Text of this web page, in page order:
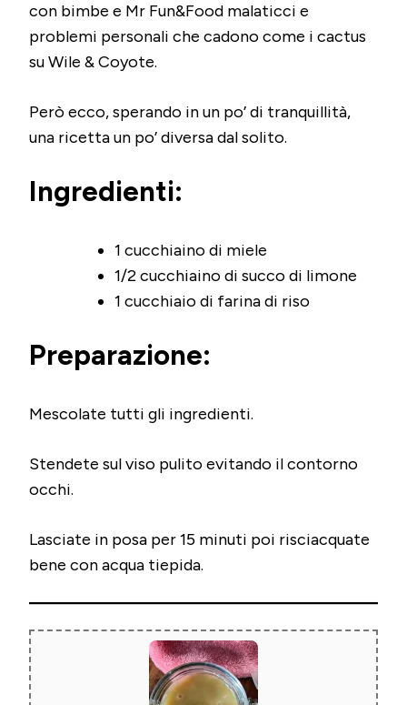
con bimbe e Mr Fun&Food malaticci e
problemi personali che cadono come i cactus
su Wile & Coyote.
Però ecco, sperando in un po’ di tranquillità,
una ricetta un po’ diversa dal solito.
Ingredienti:
1 cucchiaino di miele
1/2 cucchiaino di succo di limone
1 cucchiaio di farina di riso
Preparazione:
Mescolate tutti gli ingredienti.
Stendete sul viso pulito evitando il contorno
occhi.
Lasciate in posa per 15 minuti poi risciacquate
bene con acqua tiepida.